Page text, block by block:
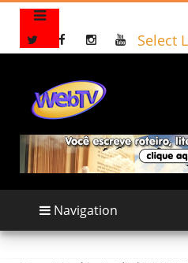
Select
Navigation